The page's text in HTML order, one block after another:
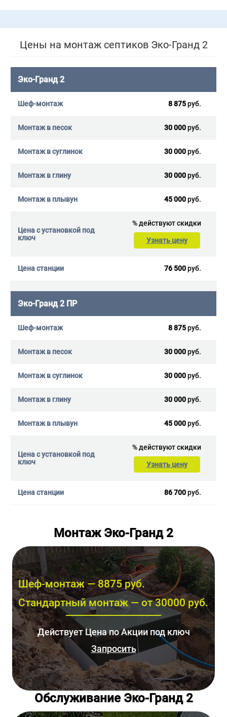
Цены на монтаж септиков Эко-Гранд 2
Эко-Гранд 2
8 875руб.
30 000руб.
30 000руб.
30 000руб.
45 000руб.
%действуют скидки
Узнать цену
76 500руб.
Эко-Гранд 2 ПР
8 875руб.
30 000руб.
30 000руб.
30 000руб.
45 000руб.
%действуют скидки
Узнать цену
86 700руб.
Монтаж Эко-Гранд 2
Шеф-монтаж — 8875 руб.
Стандартный монтаж — от 30000 руб.
Действует Цена по Акции под ключ
Запросить
Обслуживание Эко-Гранд 2